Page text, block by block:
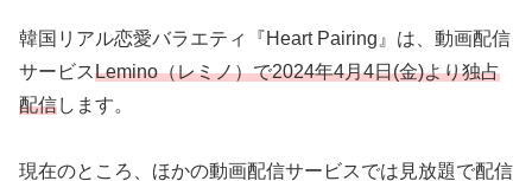
韓国リアル恋愛バラエティ『Heart Pairing』は、動画配信
サービスLemino（レミノ）で2024年4月4日(金)より独占
配信します。
現在のところ、ほかの動画配信サービスでは見放題で配信